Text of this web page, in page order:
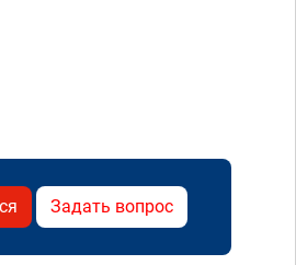
Задать вопрос